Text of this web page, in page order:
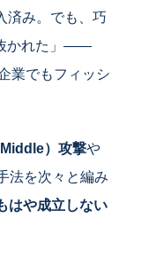
済み。でも、巧
かれた」——
業でもフィッシ
）攻撃や
法を次々と編み
はや成立しない